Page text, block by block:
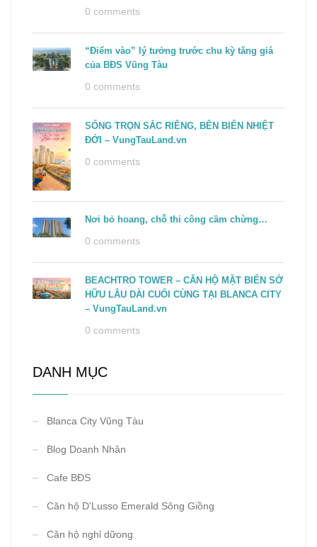
0 comments
“Điểm vào” lý tưởng trước chu kỳ tăng giá
của BĐS Vũng Tàu
0 comments
SỐNG TRỌN SẮC RIÊNG, BÊN BIỂN NHIỆT
ĐỚI – VungTauLand.vn
0 comments
Nơi bỏ hoang, chỗ thi công cầm chừng…
0 comments
BEACHTRO TOWER – CĂN HỘ MẶT BIỂN SỞ
HỮU LÂU DÀI CUỐI CÙNG TẠI BLANCA CITY
– VungTauLand.vn
0 comments
DANH MỤC
Blanca City Vũng Tàu
Blog Doanh Nhân
Cafe BĐS
Căn hộ D'Lusso Emerald Sông Giồng
Căn hộ nghỉ dữong